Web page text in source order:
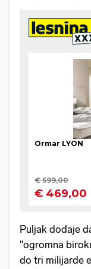
Puljak dodaje
"ogromna
do tri milijarde